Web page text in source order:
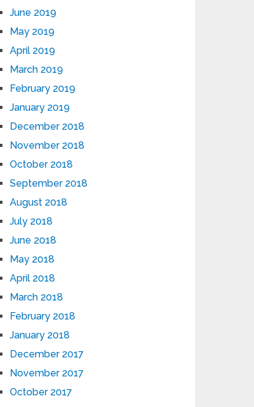
June 2019
May 2019
April 2019
March 2019
February 2019
January 2019
December 2018
November 2018
October 2018
September 2018
August 2018
July 2018
June 2018
May 2018
April 2018
March 2018
February 2018
January 2018
December 2017
November 2017
October 2017